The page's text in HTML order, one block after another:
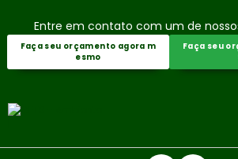
Entre em contato com um de
Faça seu orçamento agora m
esmo
Faça seu